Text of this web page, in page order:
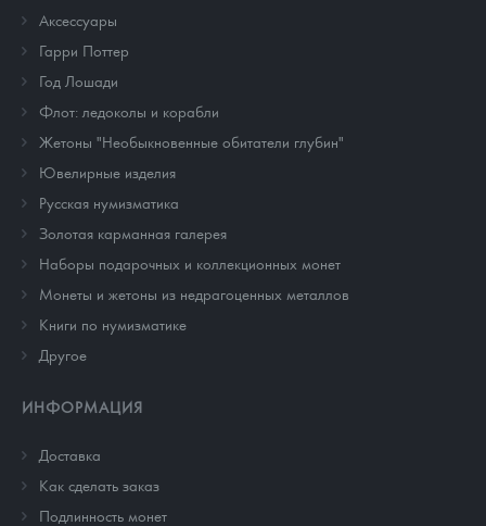
Аксессуары
Гарри Поттер
Год Лошади
Флот: ледоколы и корабли
Жетоны "Необыкновенные обитатели глубин"
Ювелирные изделия
Русская нумизматика
Золотая карманная галерея
Наборы подарочных и коллекционных монет
Монеты и жетоны из недрагоценных металлов
Книги по нумизматике
Другое
ИНФОРМАЦИЯ
Доставка
Как сделать заказ
Подлинность монет